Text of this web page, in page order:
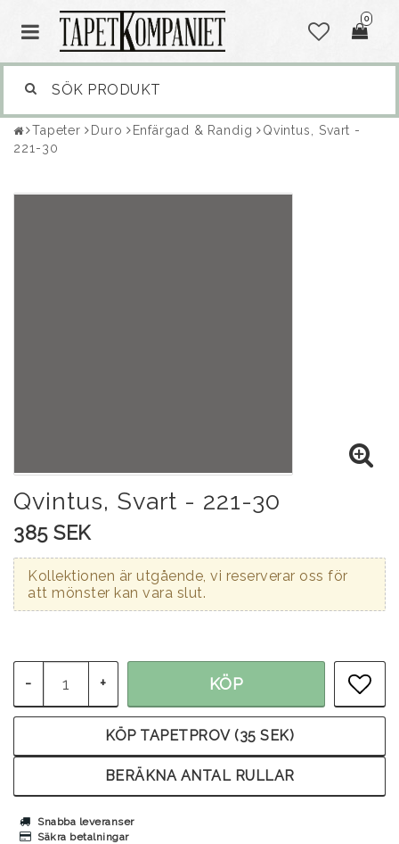
0
Tapeter Duro Enfärgad & Randig
Qvintus, Svart -
221-30
Qvintus, Svart - 221-30
385 SEK
Kollektionen är utgående, vi reserverar oss för
att mönster kan vara slut.
- + KÖP
BERÄKNA ANTAL RULLAR
KÖP TAPETPROV (35 SEK)
Snabba leveranser
Säkra betalningar